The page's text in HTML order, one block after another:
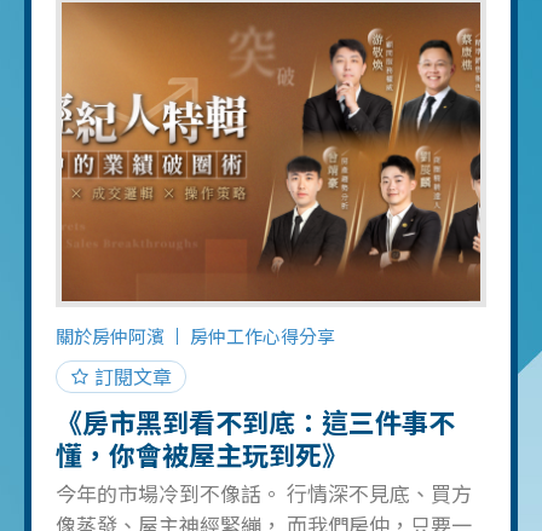
事：從換大房，到被逼賠售賣房 前幾天，我在
豐邑 One+ 陪一位屋主蕭大哥，辦完程序、拿
到換證許可證。 聊天過程，他很平靜地說了一
句話： 「我是非自願離職啦。」 故事一拉開，
其實很典型，卻也很刺痛。 一開始，他跟太太
只是想「把舊房子換新房」 兩夫妻好好算過薪
水，房貸負擔五成以上都 OK，所以敢換 那時
候，還沒有 919 事件，還沒有後來一連串限貸
令 結果這六、七年來， 他所在的傳統產業一直
沒好過&mdash;&mdash;工具機訂單忽冷忽
熱、價格被砍到見骨， 公司撐到最後，不得已
只能走向那兩個字
關於房仲阿濱 房仲工作心得分享
訂閱文章
《房市黑到看不到底：這三件事不
懂，你會被屋主玩到死》
今年的市場冷到不像話。 行情深不見底、買方
像蒸發、屋主神經緊繃， 而我們房仲，只要一